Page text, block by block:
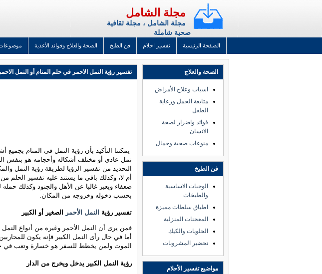
مجلة الشامل
مجلة الشامل ، مجلة ثقافية
صحية شاملة
الصفحة الرئيسية تفسير احلام فن الطبخ الصحة والعلاج وفوائد الأغذية
تفسير رؤية النمل الاحمر في حلم المنام أو النمل
يمكننا التأكيد بأن رؤية النمل في المنام
نمل عادي أو مختلف أشكاله وأحجامه هو بنفس
التحديد من تفسير الرؤيا لطريقة رؤية النمل
أم لا، وكذلك باقي ما يستند عليه تفسير الحلم
ضعفاء ويعبر غالبا عن الأهل والجنود وكذلك
بحسب دخوله وخروجه من المكان.
تفسير رؤية النمل الأحمر الصغير أو الكبير
فمن يرى أن النمل الأحمر وغيره من أنواع
أما في حال رأى النمل الكبير فإنه يكون
الموت ولمن يخطط للسفر هو خسارة وتعب في
رؤية النمل الكبير يدخل ويخرج من الدار
الصحة والعلاج
اسباب وعلاج الأمراض
متابعة الحمل ورعاية
الطفل
فوائد واضرار لصحة
الانسان
منوعات صحية وجمال
فن الطبخ
الوجبات الاساسية
والطبخات
اطباق سلطات مميزة
المعجنات المنزلية
الحلويات والكيك
تحضير المشروبات
مواضيع تفسير الأحلام